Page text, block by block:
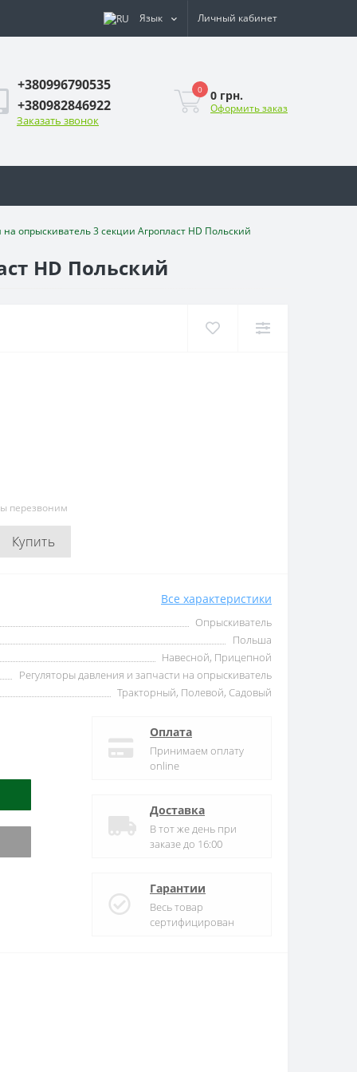
Язык Личный кабинет
+380996790535
+380982846922
Заказать звонок
0 0 грн.
Оформить заказ
опрыскиватель 3 секции Агропласт HD Польский
HD Польский
перезвоним
Купить
Все характеристики
Опрыскиватель
Польша
Навесной, Прицепной
Регуляторы давления и запчасти на опрыскиватель
Тракторный, Полевой, Садовый
Оплата
Принимаем оплату
online
Доставка
В тот же день при
заказе до 16:00
Гарантии
Весь товар
сертифицирован